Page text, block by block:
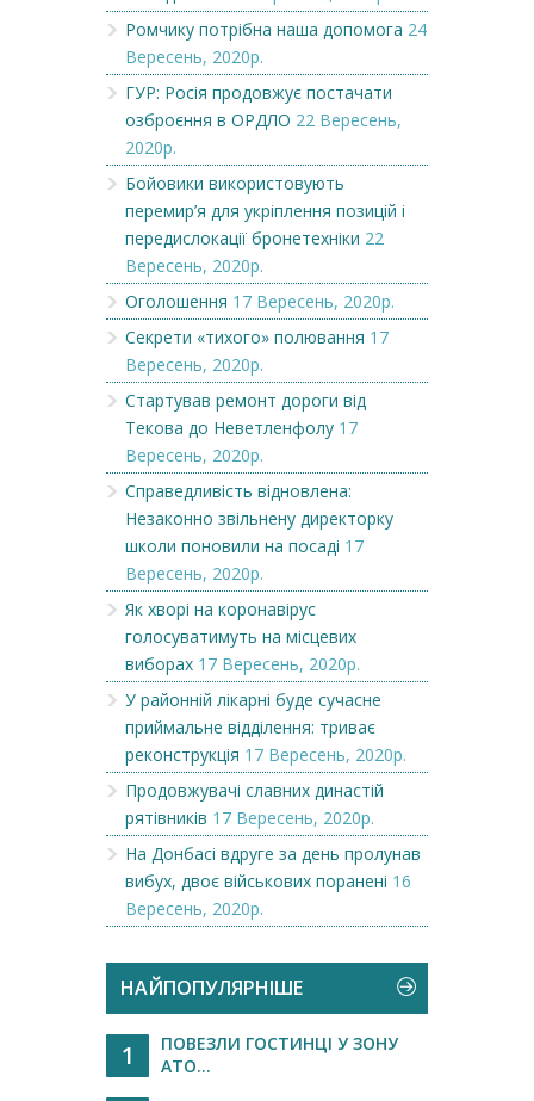
Ромчику потрібна наша допомога 24
Вересень, 2020р.
ГУР: Росія продовжує постачати
озброєння в ОРДЛО 22 Вересень,
2020р.
Бойовики використовують
перемир’я для укріплення позицій і
передислокації бронетехніки 22
Вересень, 2020р.
Оголошення 17 Вересень, 2020р.
Секрети «тихого» полювання 17
Вересень, 2020р.
Стартував ремонт дороги від
Текова до Неветленфолу 17
Вересень, 2020р.
Справедливість відновлена:
Незаконно звільнену директорку
школи поновили на посаді 17
Вересень, 2020р.
Як хворі на коронавірус
голосуватимуть на місцевих
виборах 17 Вересень, 2020р.
У районній лікарні буде сучасне
приймальне відділення: триває
реконструкція 17 Вересень, 2020р.
Продовжувачі славних династій
рятівників 17 Вересень, 2020р.
На Донбасі вдруге за день пролунав
вибух, двоє військових поранені 16
Вересень, 2020р.
НАЙПОПУЛЯРНІШЕ
1
ПОВЕЗЛИ ГОСТИНЦІ У ЗОНУ
АТО...